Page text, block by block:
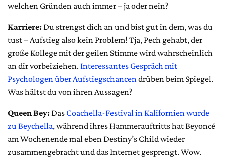
welchen Gründen auch immer – ja oder nein?
Karriere:Du strengst dich an und bist gut in dem, was du
tust – Aufstieg also kein Problem! Tja, Pech gehabt, der
große Kollege mit der geilen Stimme wird wahrscheinlich
an dir vorbeiziehen. Interessantes Gespräch mit
Psychologen über Aufstiegschancendrüben beim Spiegel.
Was hältst du von ihren Aussagen?
Queen Bey:Das Coachella-Festival in Kalifornien wurde
zu Beychella, während ihres Hammerauftritts hat Beyoncé
am Wochenende mal eben Destiny’s Child wieder
zusammengebracht und das Internet gesprengt. Wow.